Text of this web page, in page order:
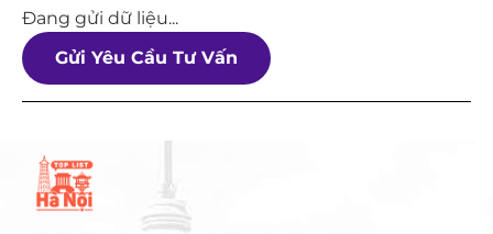
Đang gửi dữ liệu...
Gửi Yêu Cầu Tư Vấn